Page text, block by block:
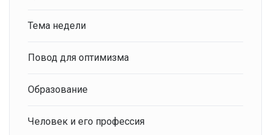
Тема недели
Повод для оптимизма
Образование
Человек и его профессия